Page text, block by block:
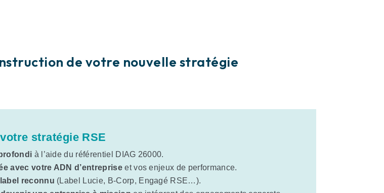
de votre nouvelle stratégie
stratégie RSE
à l’aide du référentiel DIAG 26000.
avec votre ADN d’entrepriseet vos enjeux de performance.
reconnu (Label Lucie, B-Corp, Engagé RSE…).